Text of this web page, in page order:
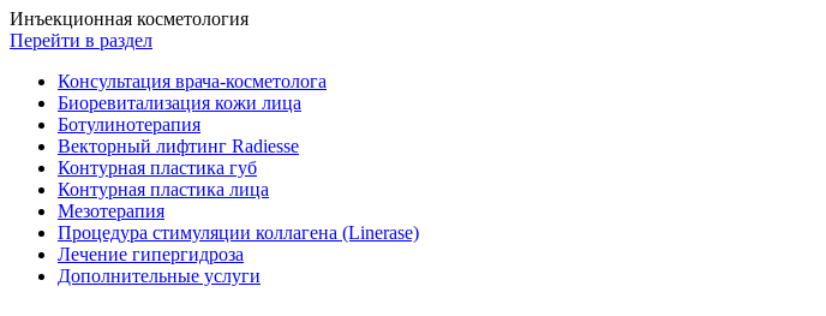
Инъекционная косметология
Перейти в раздел
Консультация врача-косметолога
Биоревитализация кожи лица
Ботулинотерапия
Векторный лифтинг Radiesse
Контурная пластика губ
Контурная пластика лица
Мезотерапия
Процедура стимуляции коллагена (Linerase)
Лечение гипергидроза
Дополнительные услуги